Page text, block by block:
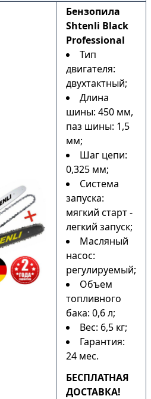
Бензопила
Shtenli Black
Professional
Тип
двигателя:
двухтактный;
Длина
шины: 450 мм,
паз шины: 1,5
мм;
Шаг цепи:
0,325 мм;
Система
запуска:
мягкий старт -
легкий запуск;
Масляный
насос:
регулируемый;
Объем
топливного
бака: 0,6 л;
Вес: 6,5 кг;
Гарантия:
24 мес.
БЕСПЛАТНАЯ
ДОСТАВКА!